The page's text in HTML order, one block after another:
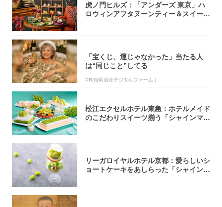
虎ノ門ヒルズ：「アンダーズ 東京」ハ
ロウィンアフタヌーンティー＆スイーツ
「宝くじ、運じゃなかった」当たる人
は“同じこと”してる
PR(合同会社デジタルファーム )
松江エクセルホテル東急：ホテルメイド
のこだわりスイーツ揃う「シャインマス
リーガロイヤルホテル京都：愛らしいシ
ョートケーキをあしらった「シャインマ